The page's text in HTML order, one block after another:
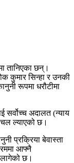
तानिएका छन्।
कुमार सिन्हा र उनकी
रूपमा धरौटीमा
सर्वोच्च अदालत (न्याय
ल्याएको छ।
प्रक्रिया बेवास्ता
आफ्नै
छ।